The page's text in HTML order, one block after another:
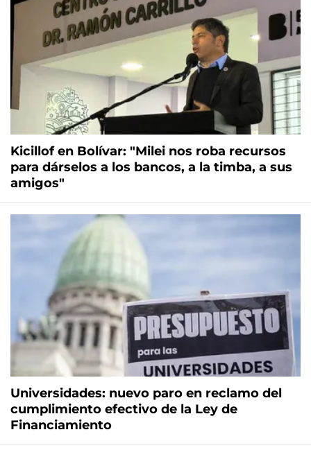
Kicillof en Bolívar: "Milei nos roba recursos
para dárselos a los bancos, a la timba, a sus
amigos"
Universidades: nuevo paro en reclamo del
cumplimiento efectivo de la Ley de
Financiamiento